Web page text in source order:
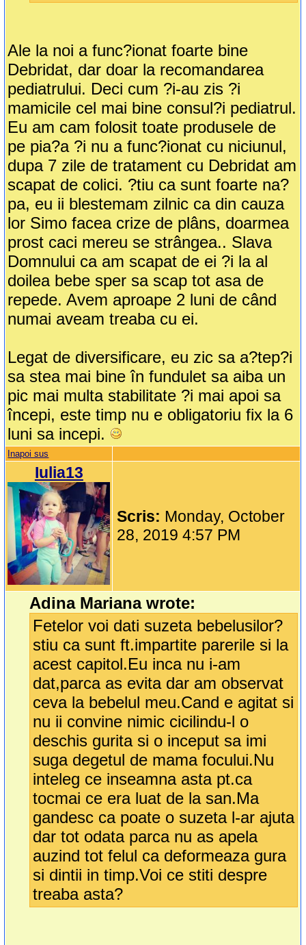
Ale la noi a func?ionat foarte bine
Debridat, dar doar la recomandarea
pediatrului. Deci cum ?i-au zis ?i
mamicile cel mai bine consul?i pediatrul.
Eu am cam folosit toate produsele de
pe pia?a ?i nu a func?ionat cu niciunul,
dupa 7 zile de tratament cu Debridat am
scapat de colici. ?tiu ca sunt foarte na?
pa, eu ii blestemam zilnic ca din cauza
lor Simo facea crize de plâns, doarmea
prost caci mereu se strângea.. Slava
Domnului ca am scapat de ei ?i la al
doilea bebe sper sa scap tot asa de
repede. Avem aproape 2 luni de când
numai aveam treaba cu ei.
Legat de diversificare, eu zic sa a?tep?i
sa stea mai bine în fundulet sa aiba un
pic mai multa stabilitate ?i mai apoi sa
începi, este timp nu e obligatoriu fix la 6
luni sa incepi.
Inapoi sus
Iulia13
Scris: Monday, October
28, 2019 4:57 PM
Adina Mariana wrote:
Fetelor voi dati suzeta bebelusilor?
stiu ca sunt ft.impartite parerile si la
acest capitol.Eu inca nu i-am
dat,parca as evita dar am observat
ceva la bebelul meu.Cand e agitat si
nu ii convine nimic cicilindu-l o
deschis gurita si o inceput sa imi
suga degetul de mama focului.Nu
inteleg ce inseamna asta pt.ca
tocmai ce era luat de la san.Ma
gandesc ca poate o suzeta l-ar ajuta
dar tot odata parca nu as apela
auzind tot felul ca deformeaza gura
si dintii in timp.Voi ce stiti despre
treaba asta?